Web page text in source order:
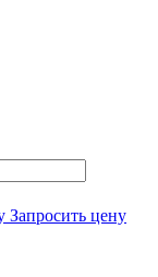
Запросить цену